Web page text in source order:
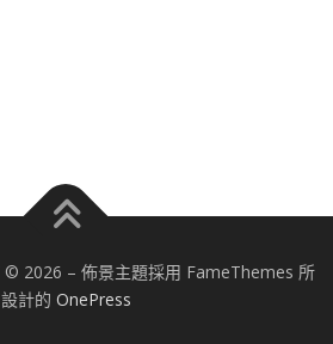
© 2026 – 佈景主題採用 FameThemes 所
設計的 OnePress